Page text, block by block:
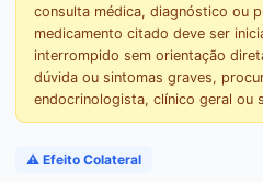
consulta médica, diagnóstico ou
medicamento citado deve ser
interrompido sem orientação
dúvida ou sintomas graves,
endocrinologista, clínico geral ou
⚠️ Efeito Colateral